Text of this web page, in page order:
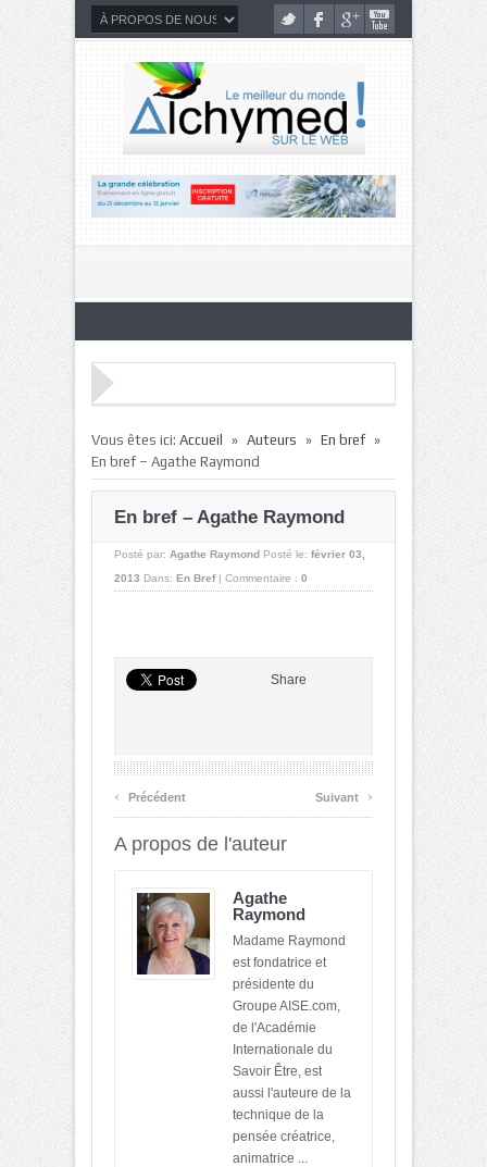
Vous êtes ici: Accueil » Auteurs » En bref »
En bref – Agathe Raymond
En bref – Agathe Raymond
Posté par: Agathe Raymond Posté le: février 03,
2013 Dans: En Bref | Commentaire : 0
Share
‹ Précédent Suivant ›
A propos de l'auteur
Agathe
Raymond
Madame Raymond
est fondatrice et
présidente du
Groupe AISE.com,
de l'Académie
Internationale du
Savoir Être, est
aussi l'auteure de la
technique de la
pensée créatrice,
animatrice ...